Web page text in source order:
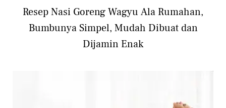
Resep Nasi Goreng Wagyu Ala Rumahan,
Bumbunya Simpel, Mudah Dibuat dan
Dijamin Enak